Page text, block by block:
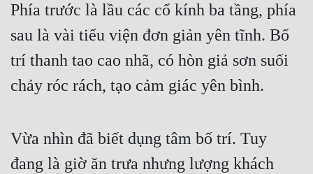
Thanh Xuân
Tiên Hiệp
Trùng Sinh
Phía trước là lầu các cổ kính ba tầng, phía
sau là vài tiểu viện đơn giản yên tĩnh. Bố
trí thanh tao cao nhã, có hòn giả sơn suối
chảy róc rách, tạo cảm giác yên bình.
Vừa nhìn đã biết dụng tâm bố trí. Tuy
đang là giờ ăn trưa nhưng lượng khách